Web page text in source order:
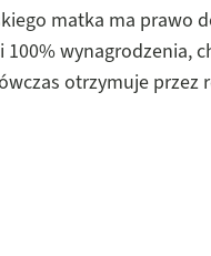
matka ma prawo
wynagrodzenia,
otrzymuje przez